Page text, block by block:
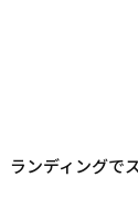
ンディングで